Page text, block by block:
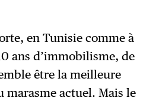
en Tunisie comme à
ans d’immobilisme, de
être la meilleure
marasme actuel. Mais le